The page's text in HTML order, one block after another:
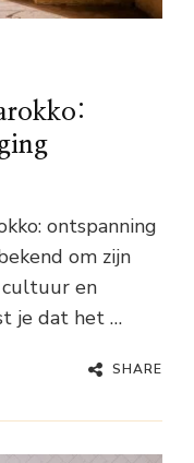
ontspanning
om zijn
cultuur en
je dat het …
SHARE